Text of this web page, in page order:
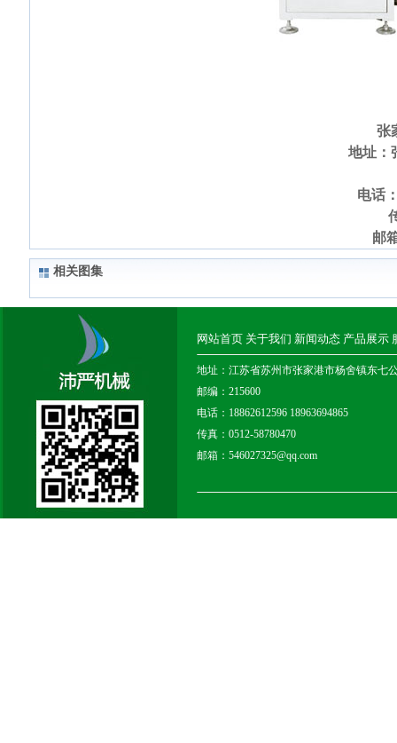
张
地址：
电话
邮
相关图集
网站首页 关于我们 新闻动态 产品展示
地址：江苏省苏州市张家港市杨舍镇东七
邮编：215600
电话：18862612596 18963694865
传真：0512-58780470
邮箱：546027325@qq.com